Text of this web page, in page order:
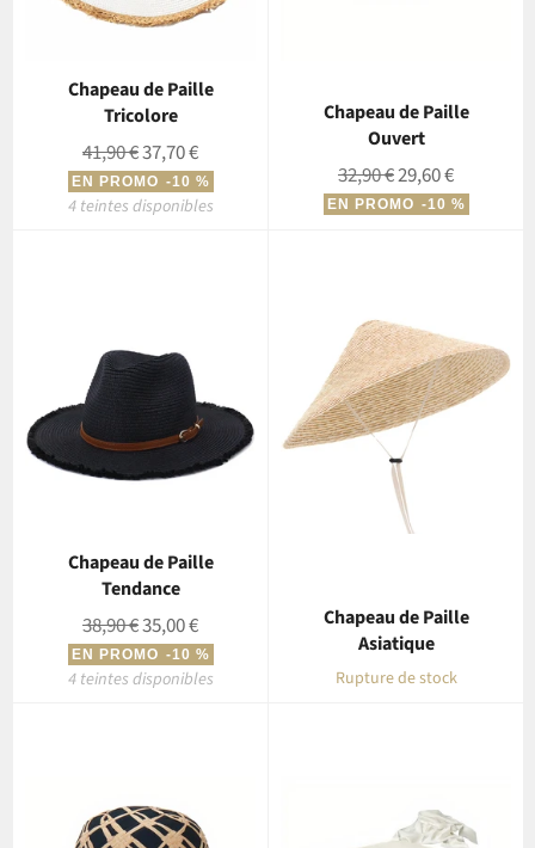
Chapeau de Paille
Tricolore
Prix
régulier
41,90 €Prix
réduit
37,70 €
EN PROMO -10 %
4 teintes disponibles
Chapeau de Paille
Ouvert
Prix
régulier
32,90 €Prix
réduit
29,60 €
EN PROMO -10 %
Chapeau de Paille
Tendance
Prix
régulier
38,90 €Prix
réduit
35,00 €
EN PROMO -10 %
4 teintes disponibles
Chapeau de Paille
Asiatique
Rupture de stock